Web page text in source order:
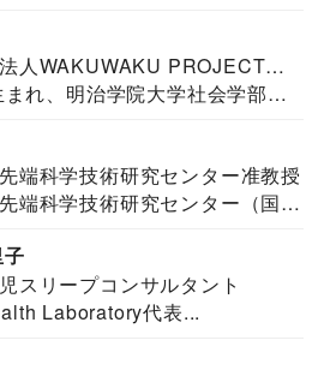
人WAKUWAKU PROJECT
・言語聴覚士・社会福祉士
れ、明治学院大学社会学部福
端科学技術研究センター准教授
端科学技術研究センター（国際
スリープコンサルタント
Laboratory代表...